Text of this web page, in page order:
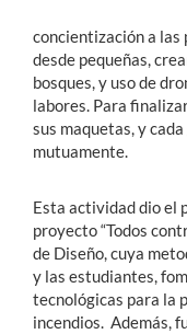
concientización a las
desde pequeñas,
bosques, y uso de
labores. Para
sus maquetas, y
mutuamente.
Esta actividad dio el
proyecto “Todos
de Diseño, cuya
y las estudiantes,
tecnológicas para la
incendios. Además,